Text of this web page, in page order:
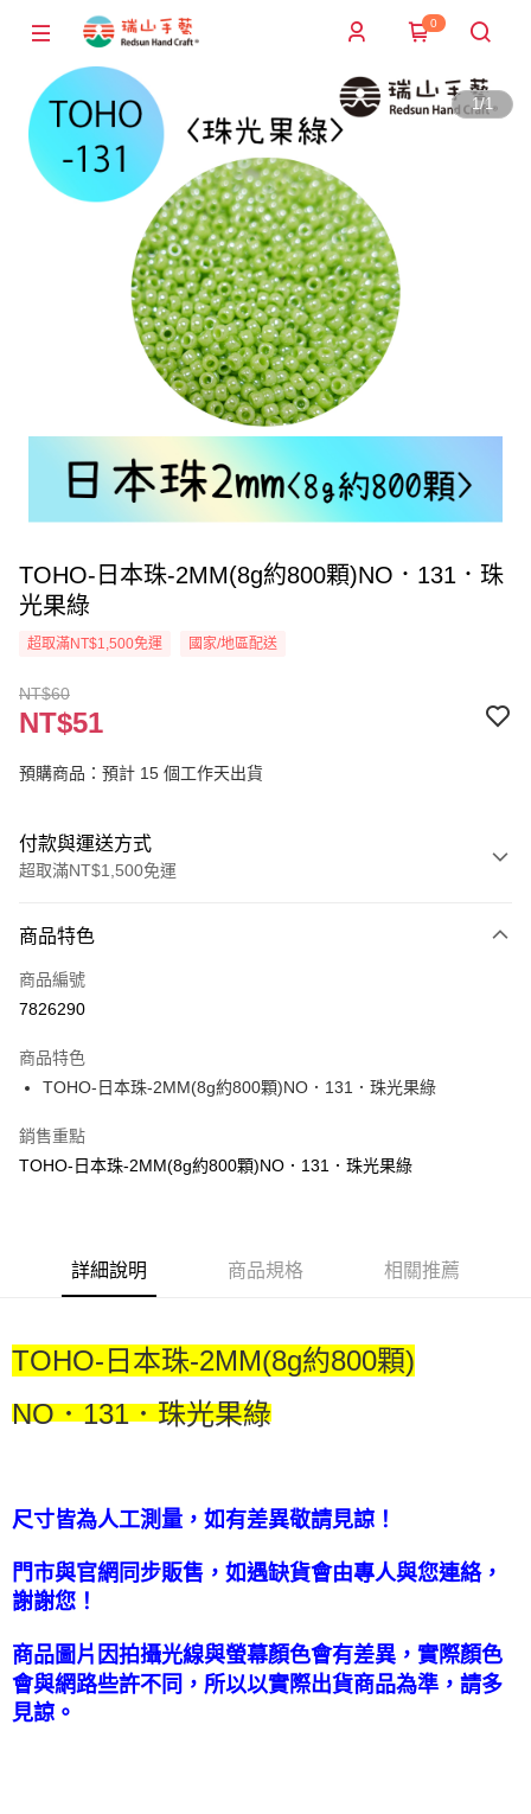
0
1/1
TOHO-日本珠-2MM(8g約800顆)NO．131．珠
光果綠
超取滿NT$1,500免運 國家/地區配送
NT$60
NT$51
預購商品：預計 15 個工作天出貨
付款與運送方式
超取滿NT$1,500免運
信用卡一次付款
超商取貨付款
街口支付
悠遊付
付款後全家取貨
7-11取貨付款
每筆NT$60，滿NT$1,500(含以上)免運費
宅配 新竹物流
每筆NT$130，滿NT$2,000(含以上)免運費
國家/地區配送-香港(順豐快遞)
商品特色
商品編號
7826290
商品特色
TOHO-日本珠-2MM(8g約800顆)NO．131．珠光果綠
銷售重點
TOHO-日本珠-2MM(8g約800顆)NO．131．珠光果綠
詳細說明 商品規格 相關推薦
TOHO-日本珠-2MM(8g約800顆)
NO．131．珠光果綠
尺寸皆為人工測量，如有差異敬請見諒！
門市與官網同步販售，如遇缺貨會由專人與您連絡，
謝謝您！
商品圖片因拍攝光線與螢幕顏色會有差異，實際顏色
會與網路些許不同，所以以實際出貨商品為準，請多
見諒。